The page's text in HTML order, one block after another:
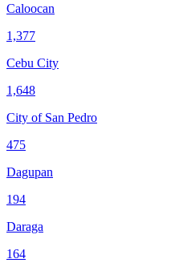
Caloocan
1,377
Cebu City
1,648
City of San Pedro
475
Dagupan
194
Daraga
164